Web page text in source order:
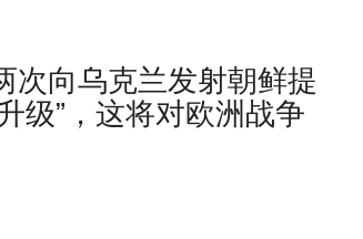
次向乌克兰发射朝鲜提
级”，这将对欧洲战争